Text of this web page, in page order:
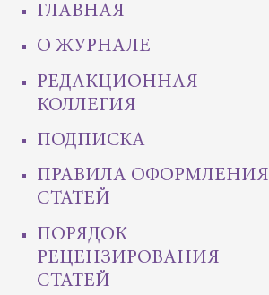
ГЛАВНАЯ
О ЖУРНАЛЕ
РЕДАКЦИОННАЯ
КОЛЛЕГИЯ
ПОДПИСКА
ПРАВИЛА ОФОРМЛЕНИЯ
СТАТЕЙ
ПОРЯДОК
РЕЦЕНЗИРОВАНИЯ
СТАТЕЙ